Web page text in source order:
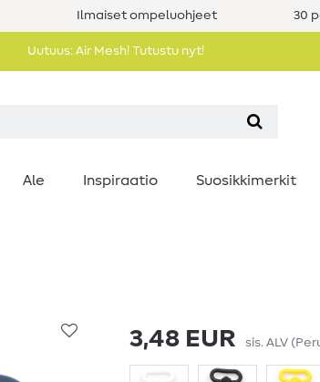
Ilmaiset ompeluohjeet 30
Uutuus: Air Mesh! Tutustu nyt!
Ale Inspiraatio Suosikkimerkit
3,48 EUR sis. ALV